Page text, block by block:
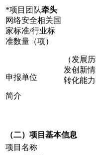
*项目团队牵头
网络安全相关国
家标准/行业标
准数量（项）
申报单位
简介
（发展
发创新
转化能
（二）项目基本信息
项目名称